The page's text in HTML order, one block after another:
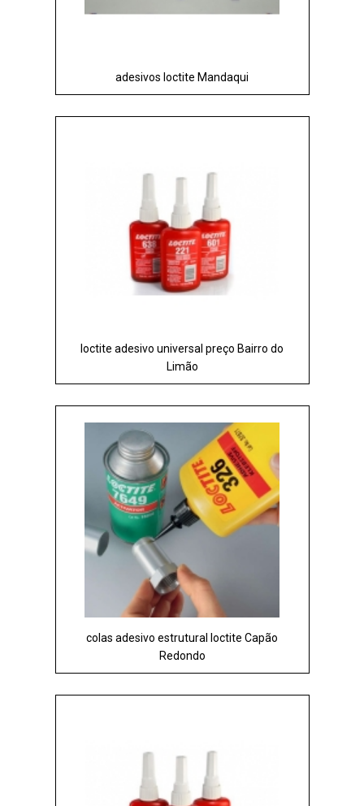
adesivos loctite Mandaqui
loctite adesivo universal preço Bairro do
Limão
colas adesivo estrutural loctite Capão
Redondo